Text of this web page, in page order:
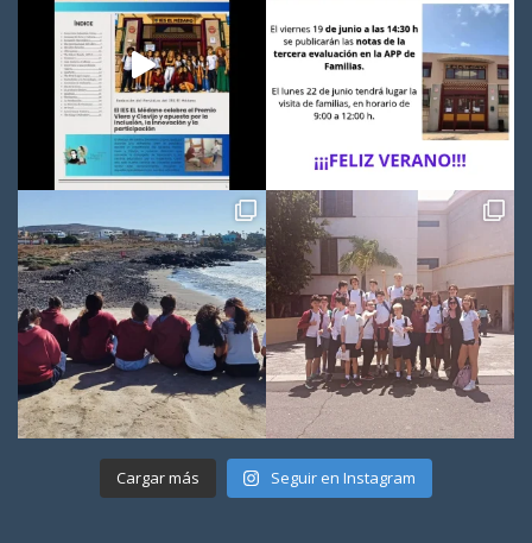
Cargar más Seguir en Instagram